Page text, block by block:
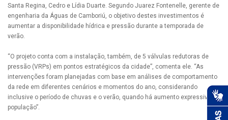
Santa Regina, Cedro e Lídia Duarte. Segundo Juarez Fontenelle, gerente de
engenharia da Águas de Camboriú, o objetivo destes investimentos é
aumentar a disponibilidade hídrica e pressão durante a temporada de
verão.
“O projeto conta com a instalação, também, de 5 válvulas redutoras de
pressão (VRPs) em pontos estratégicos da cidade”, comenta ele. “As
intervenções foram planejadas com base em análises de comportamento
da rede em diferentes cenários e momentos do ano, considerando
inclusive o período de chuvas e o verão, quando há aumento expressivo da
população”.